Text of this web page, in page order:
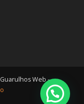
Web -